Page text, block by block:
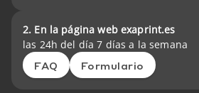
2. En la página web exaprint.es
las 24h del día 7 días a la semana
FAQ Formulario